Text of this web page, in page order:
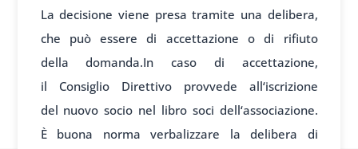
La decisione viene presa tramite una delibera,
che può essere di accettazione odi rifiuto
della domanda.In caso di accettazione,
il Consiglio Direttivo provvede all‘iscrizione
del nuovo socio nel libro soci dell‘associazione.
Èbuona norma verbalizzare la delibera di